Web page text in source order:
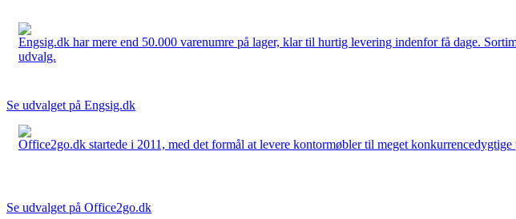
Engsig.dk har mere end 50.000 varenumre på lager, klar til hurtig levering indenfor få dage.
udvalg.
Se udvalget på Engsig.dk
Office2go.dk startede i 2011, med det formål at levere kontormøbler til meget
Se udvalget på Office2go.dk